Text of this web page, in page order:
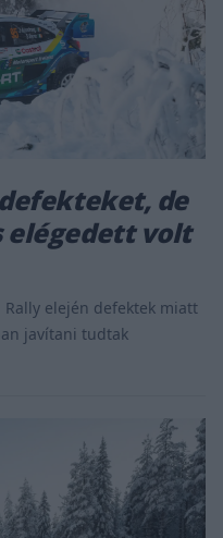
de
elégedett volt
Rally elején defektek miatt
javítani tudtak